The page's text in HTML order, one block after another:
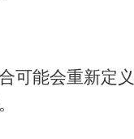
可能会重新定